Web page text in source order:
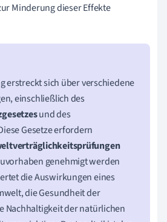
Minderung dieser Effekte
erstreckt sich über verschiedene
einschließlich des
und des
Gesetze erfordern
genehmigt werden
die Auswirkungen eines
die Gesundheit der
Nachhaltigkeit der natürlichen